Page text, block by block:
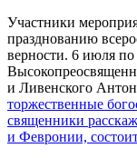
Участники
празднованию
верности. 6 июля
и Ливенского
торжественные
священники
и Февронии,